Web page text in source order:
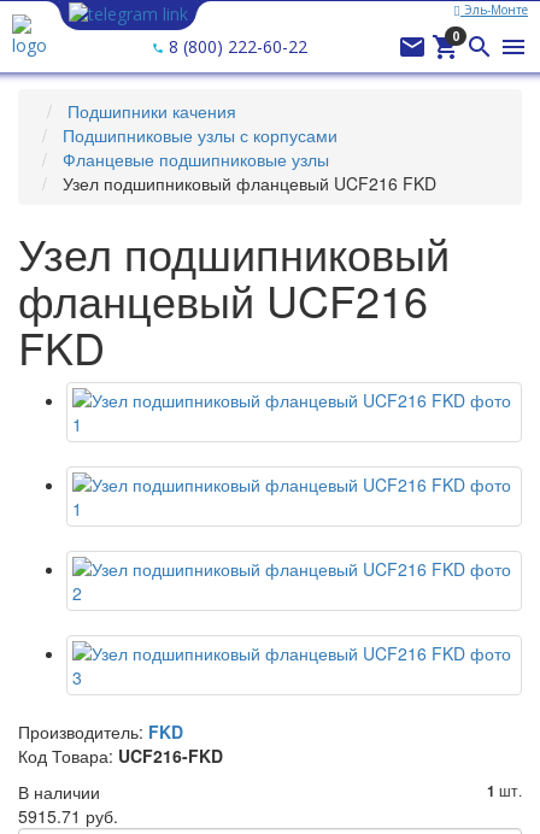
Эль-Монте
Ваш город —Эль-Монте
8 (800) 222-60-22  
0  
Подшипники качения
Подшипниковые узлы с корпусами
Фланцевые подшипниковые узлы
Узел подшипниковый фланцевый UCF216 FKD
Узел подшипниковый
фланцевый UCF216
FKD
Производитель: FKD
Код Товара: UCF216-FKD
В наличии
1 шт.
5915.71 руб.